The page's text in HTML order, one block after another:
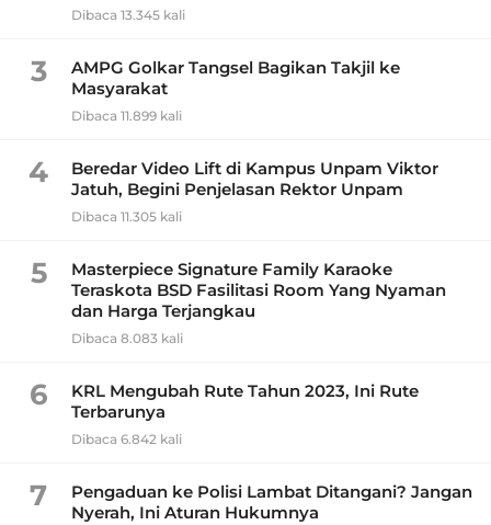
Dibaca 13.345 kali
3
AMPG Golkar Tangsel Bagikan Takjil ke
Masyarakat
Dibaca 11.899 kali
4
Beredar Video Lift di Kampus Unpam Viktor
Jatuh, Begini Penjelasan Rektor Unpam
Dibaca 11.305 kali
5
Masterpiece Signature Family Karaoke
Teraskota BSD Fasilitasi Room Yang Nyaman
dan Harga Terjangkau
Dibaca 8.083 kali
6
KRL Mengubah Rute Tahun 2023, Ini Rute
Terbarunya
Dibaca 6.842 kali
7
Pengaduan ke Polisi Lambat Ditangani? Jangan
Nyerah, Ini Aturan Hukumnya